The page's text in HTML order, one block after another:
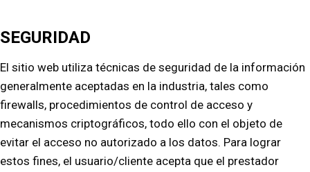
SEGURIDAD
El sitio web utiliza técnicas de seguridad de la información
generalmente aceptadas en la industria, tales como
firewalls, procedimientos de control de acceso y
mecanismos criptográficos, todo ello con el objeto de
evitar el acceso no autorizado a los datos. Para lograr
estos fines, el usuario/cliente acepta que el prestador